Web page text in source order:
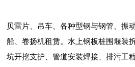
贝雷片、吊车、各种型钢与钢管、振
船、卷扬机租赁。水上钢板桩围堰装
坑开挖支护、管道安装焊接、排污工